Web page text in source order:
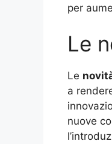
per
Le
Le
a
nuove